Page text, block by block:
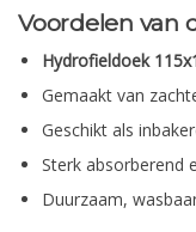
Voordelen van
Hydrofieldoek
Gemaakt van
Geschikt als
Sterk absorberend
Duurzaam,